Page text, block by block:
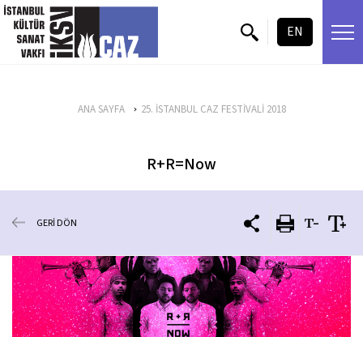
içeriği atla
EN
ANA SAYFA 25. İSTANBUL CAZ FESTİVALİ 2018
R+R=Now
GERİ DÖN